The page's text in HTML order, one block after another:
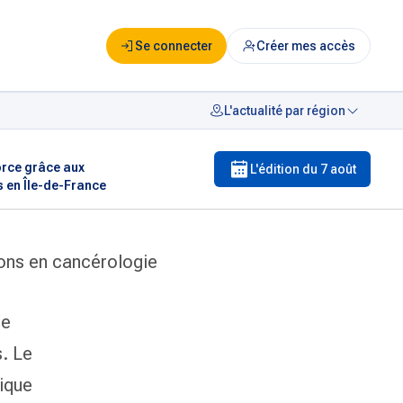
Se connecter Créer mes accès
L'actualité par région
grâce aux
Île-de-France
L'édition du 7 août
en cancérologie
Le